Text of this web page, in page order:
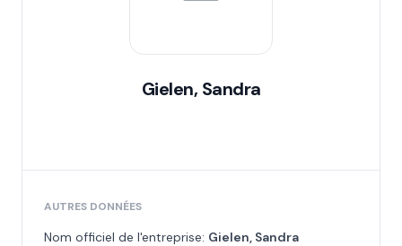
Gielen, Sandra
AUTRES DONNÉES
Nom officiel de l'entreprise: Gielen, Sandra